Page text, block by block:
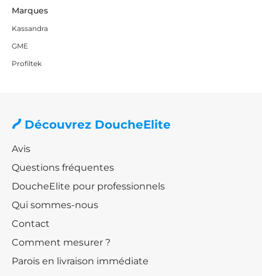
Marques
Kassandra
GME
Profiltek
Découvrez DoucheElite
Avis
Questions fréquentes
DoucheElite pour professionnels
Qui sommes-nous
Contact
Comment mesurer ?
Parois en livraison immédiate